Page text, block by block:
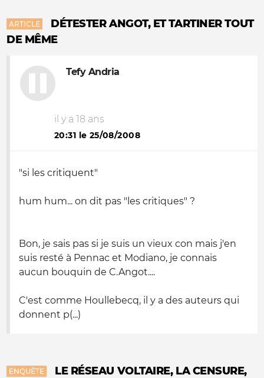
ARTICLE
DÉTESTER ANGOT, ET TARTINER TOUT
DE MÊME
Tefy Andria
il y a 18 ans
20:31 le 25/08/2008
"si les critiquent"
hum hum... on dit pas "les critiques" ?
Bon, je sais pas si je suis un vieux con mais j'en
suis resté à Pennac et Modiano, je connais
aucun bouquin de C.Angot....
C'est comme Houllebecq, il y a des auteurs qui
donnent p(...)
ENQUÊTE
LE RÉSEAU VOLTAIRE, LA CENSURE,